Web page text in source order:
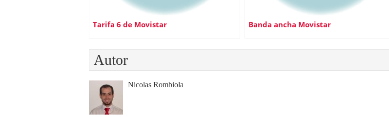
Tarifa 6 de Movistar Banda ancha Movistar
Autor
Nicolas Rombiola